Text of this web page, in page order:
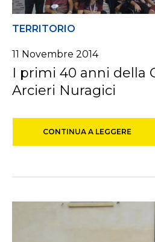
TERRITORIO
11 Novembre 2014
I primi 40 anni della
Arcieri Nuragici
CONTINUA A LEGGERE